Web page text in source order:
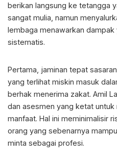
berikan langsung ke tetangga
sangat mulia, namun
lembaga menawarkan dampak
sistematis.
Pertama, jaminan tepat
yang terlihat miskin masuk
berhak menerima zakat. Amil
dan asesmen yang ketat
manfaat. Hal ini meminimalisir
orang yang sebenarnya
minta sebagai profesi.